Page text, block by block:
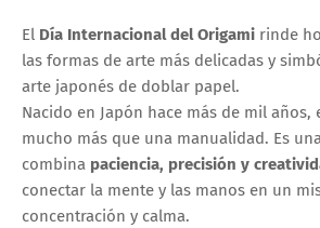
El Día Internacional del Origami rinde
las formas de arte más delicadas y
arte japonés de doblar papel.
Nacido en Japón hace más de mil años,
mucho más que una manualidad. Es
combina paciencia, precisión y
conectar la mente y las manos en un
concentración y calma.